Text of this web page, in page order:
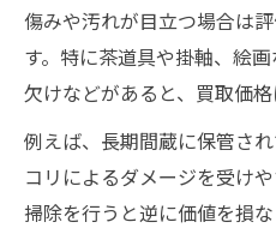
傷みや汚れが目立つ場合は
す。特に茶道具や掛軸、絵
欠けなどがあると、買取価格
例えば、長期間蔵に保管さ
コリによるダメージを受け
掃除を行うと逆に価値を損